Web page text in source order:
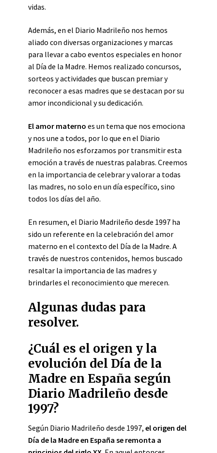
vidas.
Además, en el Diario Madrileño nos hemos
aliado con diversas organizaciones y marcas
para llevar a cabo eventos especiales en honor
al Día de la Madre. Hemos realizado concursos,
sorteos y actividades que buscan premiar y
reconocer a esas madres que se destacan por su
amor incondicional y su dedicación.
El amor materno es un tema que nos emociona
y nos une a todos, por lo que en el Diario
Madrileño nos esforzamos por transmitir esta
emoción a través de nuestras palabras. Creemos
en la importancia de celebrar y valorar a todas
las madres, no solo en un día específico, sino
todos los días del año.
En resumen, el Diario Madrileño desde 1997 ha
sido un referente en la celebración del amor
materno en el contexto del Día de la Madre. A
través de nuestros contenidos, hemos buscado
resaltar la importancia de las madres y
brindarles el reconocimiento que merecen.
Algunas dudas para
resolver.
¿Cuál es el origen y la
evolución del Día de la
Madre en España según
Diario Madrileño desde
1997?
Según Diario Madrileño desde 1997, el origen del
Día de la Madre en España se remonta a